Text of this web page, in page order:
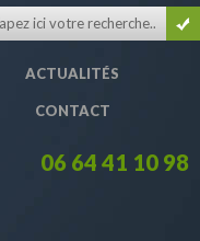
ACTUALITÉS
CONTACT
06 64 41 10 98